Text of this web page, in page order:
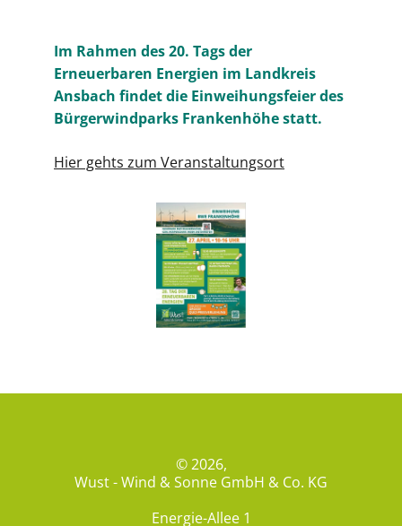
Im Rahmen des 20. Tags der
Erneuerbaren Energien im Landkreis
Ansbach findet die Einweihungsfeier des
Bürgerwindparks Frankenhöhe statt.
Hier gehts zum Veranstaltungsort
© 2026,
Wust - Wind & Sonne GmbH & Co. KG
Energie-Allee 1